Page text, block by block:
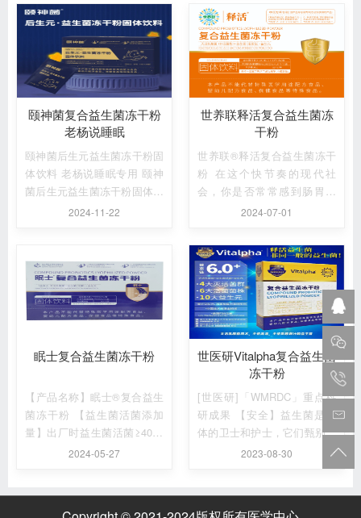
颐神菌复合益生菌冻干粉
老杨说睡眠
颐神菌后生元益生菌冻干粉固
体饮料 老杨说睡眠专用 颐神
菌后生元益生菌冻干粉固体饮
2024-11-22
世养联释活复合益生菌冻
干粉
世养联®释活复合益生菌冻干
粉 在这个快节奏的现代社
会，你是否常常感到肠胃不
适，便秘问题困扰着你？你是
2024-07-01
眠士复合益生菌冻干粉
【产品名称】眠士®复合益生
菌冻干粉 【益生菌活菌添加
量】出厂时益生菌活菌≥4000
亿cfu/盒 【灭活乳酸菌细胞...
2024-05-27
世医研Vitalpha复合益生菌
冻干粉
[世医研]「WMRDC」重点科
研成果 【安全】益生菌是人
体的卫士和护士，它们甄别有
益和有害元素，吸纳转化有益
2023-08-30